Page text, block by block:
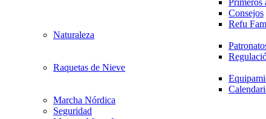
Primeros
Consejos
Refu
Naturaleza
Raquetas de Nieve
Marcha Nórdica
Seguridad